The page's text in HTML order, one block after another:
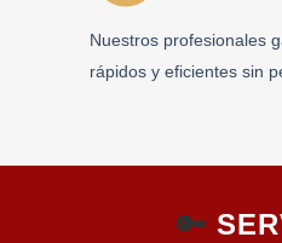
Nuestros profesionales
rápidos y eficientes sin
🔑